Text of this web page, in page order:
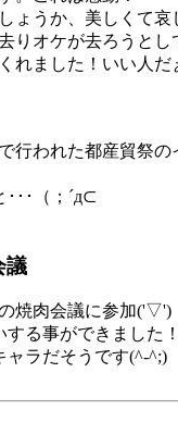
ょうか、美しくて哀
りオケが去ろうと
れました！いい人だ
行われた都産貿祭の
･･（；´д⊂
議
焼肉会議に参加('▽')
る事ができました！
ャラだそうです(^-^;)